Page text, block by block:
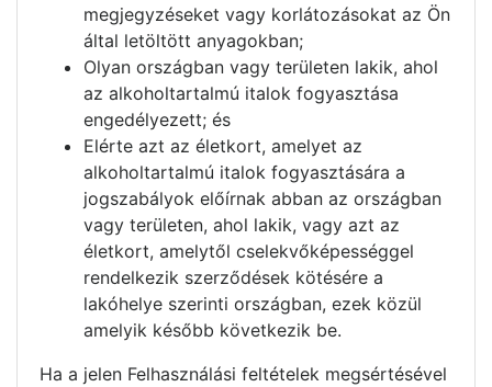
megjegyzéseket vagy korlátozásokat az Ön
által letöltött anyagokban;
Olyan országban vagy területen lakik, ahol
az alkoholtartalmú italok fogyasztása
engedélyezett; és
Elérte azt az életkort, amelyet az
alkoholtartalmú italok fogyasztására a
jogszabályok előírnak abban az országban
vagy területen, ahol lakik, vagy azt az
életkort, amelytől cselekvőképességgel
rendelkezik szerződések kötésére a
lakóhelye szerinti országban, ezek közül
amelyik később következik be.
Ha a jelen Felhasználási feltételek megsértésével